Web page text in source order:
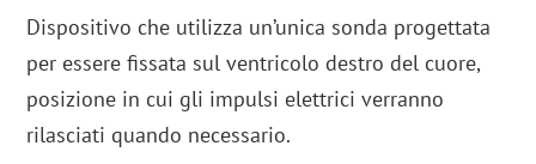
Dispositivo che utilizza un’unica sonda progettata
per essere fissata sul ventricolo destro del cuore,
posizione in cui gli impulsi elettrici verranno
rilasciati quando necessario.